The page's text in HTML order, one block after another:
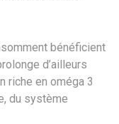
bénéficient
d’ailleurs
riche en oméga 3
du système